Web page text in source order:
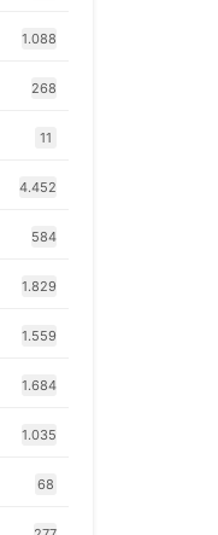
1.088
268
11
4.452
584
1.829
1.559
1.684
1.035
68